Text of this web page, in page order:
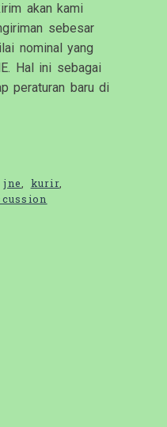
akan kami
sebesar
nominal yang
Hal ini sebagai
peraturan baru di
,jne kurir,